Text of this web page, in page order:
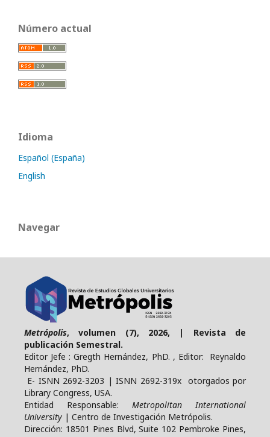
Número actual
Idioma
Español (España)
English
Navegar
Metrópolis, volumen (7), 2026, | Revista de
publicación Semestral.
Editor Jefe : Gregth Hernández, PhD. , Editor: Reynaldo
Hernández, PhD.
E- ISNN 2692-3203 | ISNN 2692-319x otorgados por
Library Congress, USA.
Entidad Responsable: Metropolitan International
University | Centro de Investigación Metrópolis.
Dirección: 18501 Pines Blvd, Suite 102 Pembroke Pines,